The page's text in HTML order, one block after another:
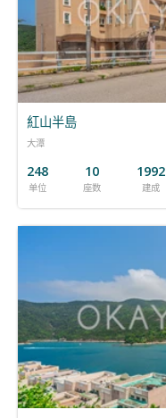
紅山半島
大潭
248
单位
10
座数
1992
建成